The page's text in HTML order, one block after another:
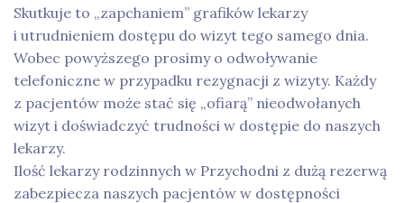
Skutkuje to „zapchaniem” grafików lekarzy
i utrudnieniem dostępu do wizyt tego samego dnia.
Wobec powyższego prosimy o odwoływanie
telefoniczne w przypadku rezygnacji z wizyty. Każdy
z pacjentów może stać się „ofiarą” nieodwołanych
wizyt i doświadczyć trudności w dostępie do naszych
lekarzy.
Ilość lekarzy rodzinnych w Przychodni z dużą rezerwą
zabezpiecza naszych pacjentów w dostępności